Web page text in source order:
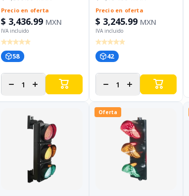
Precio en oferta
$ 3,436.99 MXN
58
cantidad
Aumentar
cantidad
para
Precio en oferta
$ 3,245.99 MXN
42
cantidad
Aumentar
cantidad
para
Oferta